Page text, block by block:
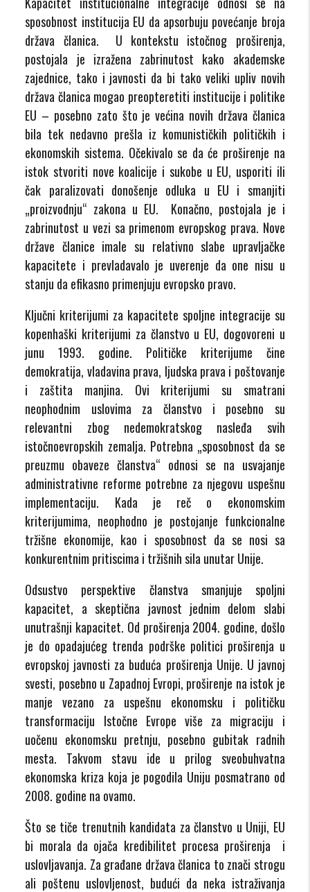
sposobnost institucija EU da apsorbuju povećanje broja
država članica. U kontekstu istočnog proširenja,
postojala je izražena zabrinutost kako akademske
zajednice, tako i javnosti da bi tako veliki upliv novih
država članica mogao preopteretiti institucije i politike
EU – posebno zato što je većina novih država članica
bila tek nedavno prešla iz komunističkih političkih i
ekonomskih sistema. Očekivalo se da će proširenje na
istok stvoriti nove koalicije i sukobe u EU, usporiti ili
čak paralizovati donošenje odluka u EU i smanjiti
„proizvodnju“ zakona u EU. Konačno, postojala je i
zabrinutost u vezi sa primenom evropskog prava. Nove
države članice imale su relativno slabe upravljačke
kapacitete i prevladavalo je uverenje da one nisu u
stanju da efikasno primenjuju evropsko pravo.
Ključni kriterijumi za kapacitete spoljne integracije su
kopenhaški kriterijumi za članstvo u EU, dogovoreni u
junu 1993. godine. Političke kriterijume čine
demokratija, vladavina prava, ljudska prava i poštovanje
i zaštita manjina. Ovi kriterijumi su smatrani
neophodnim uslovima za članstvo i posebno su
relevantni zbog nedemokratskog nasleđa svih
istočnoevropskih zemalja. Potrebna „sposobnost da se
preuzmu obaveze članstva“ odnosi se na usvajanje
administrativne reforme potrebne za njegovu uspešnu
implementaciju. Kada je reč o ekonomskim
kriterijumima, neophodno je postojanje funkcionalne
tržišne ekonomije, kao i sposobnost da se nosi sa
konkurentnim pritiscima i tržišnih sila unutar Unije.
Odsustvo perspektive članstva smanjuje spoljni
kapacitet, a skeptična javnost jednim delom slabi
unutrašnji kapacitet. Od proširenja 2004. godine, došlo
je do opadajućeg trenda podrške politici proširenja u
evropskoj javnosti za buduća proširenja Unije. U javnoj
svesti, posebno u Zapadnoj Evropi, proširenje na istok je
manje vezano za uspešnu ekonomsku i političku
transformaciju Istočne Evrope više za migraciju i
uočenu ekonomsku pretnju, posebno gubitak radnih
mesta. Takvom stavu ide u prilog sveobuhvatna
ekonomska kriza koja je pogodila Uniju posmatrano od
2008. godine na ovamo.
Što se tiče trenutnih kandidata za članstvo u Uniji, EU
bi morala da ojača kredibilitet procesa proširenja i
uslovljavanja. Za građane država članica to znači strogu
ali poštenu uslovljenost, budući da neka istraživanja